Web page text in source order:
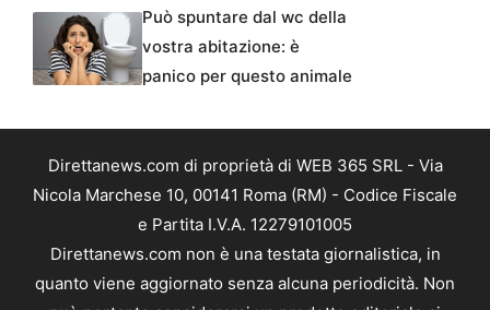
Può spuntare dal wc della
vostra abitazione: è
panico per questo animale
Direttanews.com di proprietà di WEB 365 SRL - Via
Nicola Marchese 10, 00141 Roma (RM) - Codice Fiscale
e Partita I.V.A. 12279101005
Direttanews.com non è una testata giornalistica, in
quanto viene aggiornato senza alcuna periodicità. Non